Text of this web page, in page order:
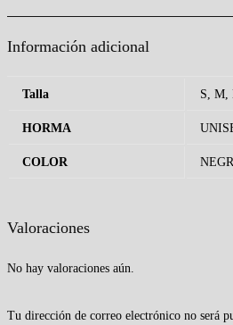
Información adicional
Talla S, M,
HORMA
COLOR
Valoraciones
No hay valoraciones aún.
Tu dirección de correo electrónico no será